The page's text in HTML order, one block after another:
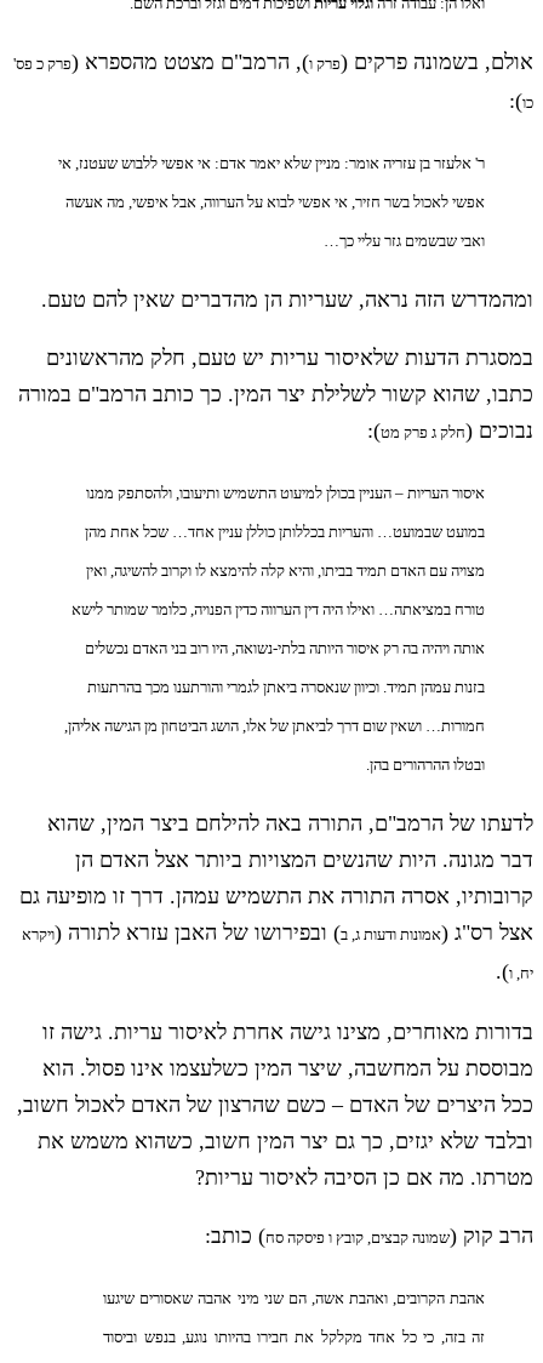
אולם, בשמונה פרקים (פרק ו), הרמב"ם מצטט מהספרא (פרק כ פס'
כו):
ר' אלעזר בן עזריה אומר: מניין שלא יאמר אדם: אי אפשי ללבוש שעטנז, אי
אפשי לאכול בשר חזיר, אי אפשי לבוא על הערווה, אבל איפשי, מה אעשה
ואבי שבשמים גזר עליי כך…
ומהמדרש הזה נראה, שעריות הן מהדברים שאין להם טעם.
במסגרת הדעות שלאיסור עריות יש טעם, חלק מהראשונים
כתבו, שהוא קשור לשלילת יצר המין. כך כותב הרמב"ם במורה
נבוכים (חלק ג פרק מט):
איסור העריות – העניין בכולן למיעוט התשמיש ותיעובו, ולהסתפק ממנו
במועט שבמועט… והעריות בכללותן כוללן עניין אחד… שכל אחת מהן
מצויה עם האדם תמיד בביתו, והיא קלה להימצא לו וקרוב להשיגה, ואין
טורח במציאתה… ואילו היה דין הערווה כדין הפנויה, כלומר שמותר לישא
אותה ויהיה בה רק איסור היותה בלתי-נשואה, היו רוב בני האדם נכשלים
בזנות עמהן תמיד. וכיוון שנאסרה ביאתן לגמרי והורתענו מכך בהרתעות
חמורות… ושאין שום דרך לביאתן של אלו, הושג הביטחון מן הגישה אליהן,
ובטלו ההרהורים בהן.
לדעתו של הרמב"ם, התורה באה להילחם ביצר המין, שהוא
דבר מגונה. היות שהנשים המצויות ביותר אצל האדם הן
קרובותיו, אסרה התורה את התשמיש עמהן. דרך זו מופיעה גם
אצל רס"ג (אמונות ודעות ג, ב) ובפירושו של האבן עזרא לתורה (ויקרא
יח, ו).
בדורות מאוחרים, מצינו גישה אחרת לאיסור עריות. גישה זו
מבוססת על המחשבה, שיצר המין כשלעצמו אינו פסול. הוא
ככל היצרים של האדם – כשם שהרצון של האדם לאכול חשוב,
ובלבד שלא יגזים, כך גם יצר המין חשוב, כשהוא משמש את
מטרתו. מה אם כן הסיבה לאיסור עריות?
הרב קוק (שמונה קבצים, קובץ ו פיסקה סח) כותב:
אהבת הקרובים, ואהבת אשה, הם שני מיני אהבה שאסורים שיגעו
זה בזה, כי כל אחד מקלקל את חבירו בהיותו נוגע, בנפש וביסוד